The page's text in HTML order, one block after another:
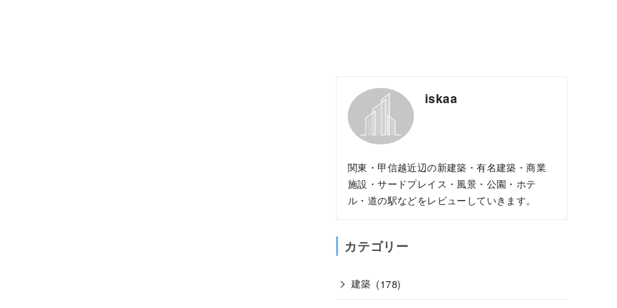
iskaa
関東・甲信越近辺の新建築・有名建築・商業
施設・サードプレイス・風景・公園・ホテ
ル・道の駅などをレビューしていきます。
カテゴリー
建築 (178)